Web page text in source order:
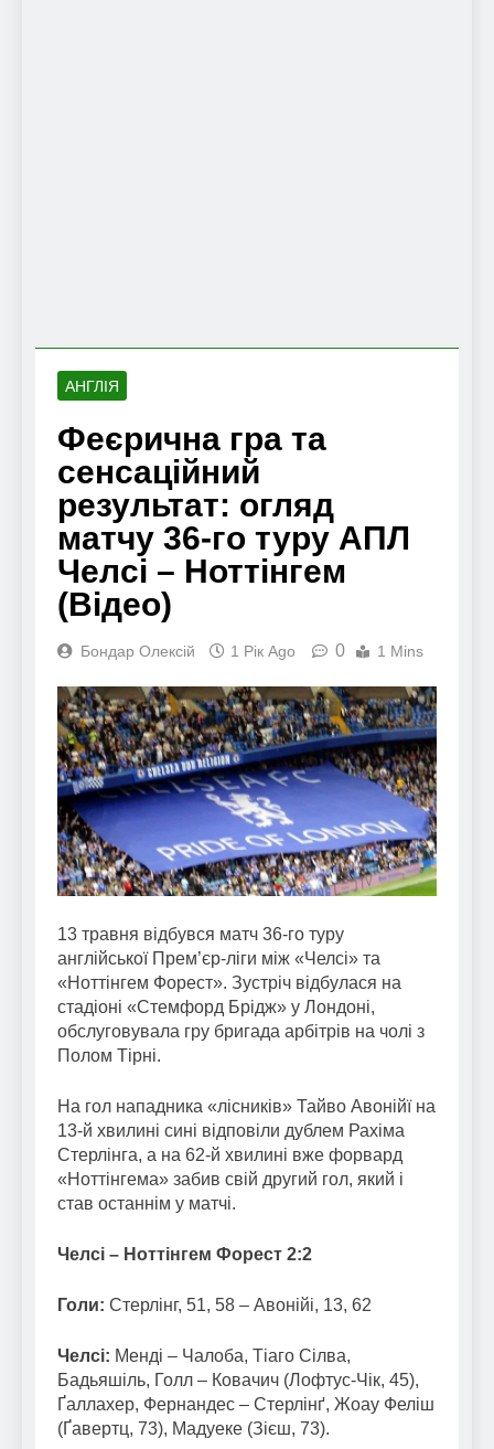
АНГЛІЯ
Феєрична гра та
сенсаційний
результат: огляд
матчу 36-го туру АПЛ
Челсі – Ноттінгем
(Відео)
Бондар Олексій 1 Рік Ago 0 1 Mins
13 травня відбувся матч 36-го туру
англійської Прем’єр-ліги між «Челсі» та
«Ноттінгем Форест». Зустріч відбулася на
стадіоні «Стемфорд Брідж» у Лондоні,
обслуговувала гру бригада арбітрів на чолі з
Полом Тірні.
На гол нападника «лісників» Тайво Авонійї на
13-й хвилині сині відповіли дублем Рахіма
Стерлінга, а на 62-й хвилині вже форвард
«Ноттінгема» забив свій другий гол, який і
став останнім у матчі.
Челсі – Ноттінгем Форест 2:2
Голи: Стерлінг, 51, 58 – Авонійі, 13, 62
Челсі: Менді – Чалоба, Тіаго Сілва,
Бадьяшіль, Голл – Ковачич (Лофтус-Чік, 45),
Ґаллахер, Фернандес – Стерлінґ, Жоау Феліш
(Ґавертц, 73), Мадуеке (Зієш, 73).